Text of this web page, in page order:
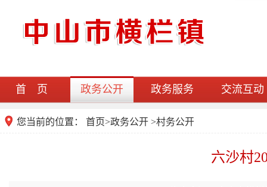
首 页 政务公开 政务服务 交流互动
您当前的位置： 首页>政务公开 >村务公开
六沙村